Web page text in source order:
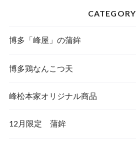
CATEGORY
博多「峰屋」の蒲鉾
博多鶏なんこつ天
峰松本家オリジナル商品
12月限定 蒲鉾